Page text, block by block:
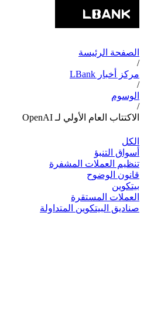
الصفحة الرئيسة
/
مركز أخبار LBank
/
الوسوم
/
الاكتتاب العام الأولي لـ OpenAI
الكل
أسواق التنبؤ
تنظيم العملات المشفرة
قانون الوضوح
بيتكوين
العملات المستقرة
صناديق البيتكوين المتداولة